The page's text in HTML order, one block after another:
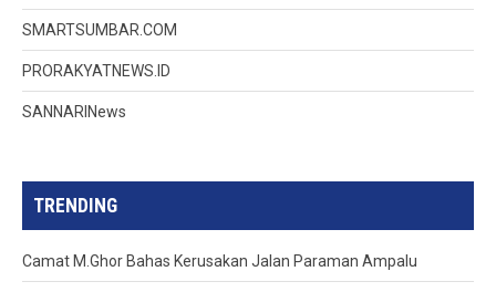
SMARTSUMBAR.COM
PRORAKYATNEWS.ID
SANNARINews
TRENDING
Camat M.Ghor Bahas Kerusakan Jalan Paraman Ampalu